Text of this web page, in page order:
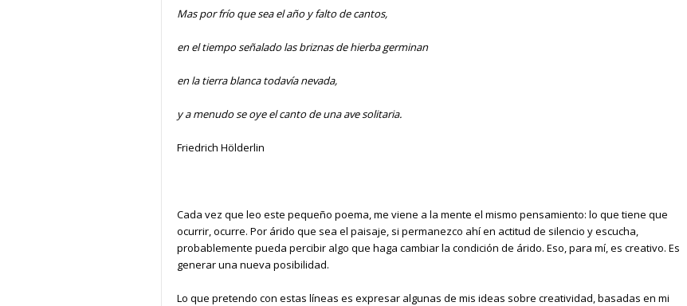
Mas por frío que sea el año y falto de cantos,
en el tiempo señalado las briznas de hierba germinan
en la tierra blanca todavía nevada,
y a menudo se oye el canto de una ave solitaria.
Friedrich Hölderlin
Cada vez que leo este pequeño poema, me viene a la mente el mismo pensamiento: lo que tiene que
ocurrir, ocurre. Por árido que sea el paisaje, si permanezco ahí en actitud de silencio y escucha,
probablemente pueda percibir algo que haga cambiar la condición de árido. Eso, para mí, es creativo. Es
generar una nueva posibilidad.
Lo que pretendo con estas líneas es expresar algunas de mis ideas sobre creatividad, basadas en mi